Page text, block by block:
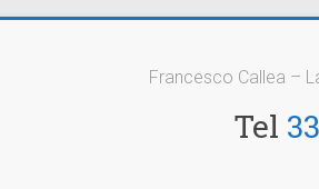
Francesco Callea –
Tel